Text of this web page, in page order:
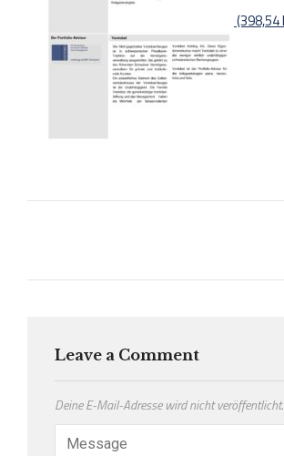
Leave a Comment
Deine E-Mail-Adresse wird nicht veröffentlicht.